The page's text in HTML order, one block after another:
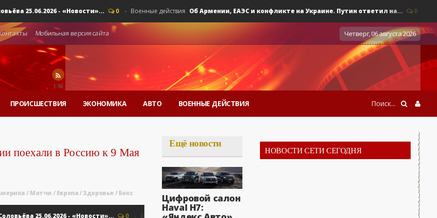
25.06.2026 - «Новости»... 0 Военные действия Об Армении, ЕАЭС и конфликте на Украине. Путин ответил на... 0
Четверг, 06 августа 2026
Мобильная версия сайта
1.9k
ПРОИСШЕСТВИЯ ЭКОНОМИКА АВТО ВОЕННЫЕ ДЕЙСТВИЯ
поехали в Россию к 9 Мая
/Матчи /Европа/Здоровье /Бокс
25.06.2026 - «Новости»... 0 Военные действия Об Армении, ЕАЭС и конфликте на Украине. Путин ответил на...
Ещё новости
Цифровой салон
Haval H7:
НОВОСТИ СЕТИ СЕГОДНЯ